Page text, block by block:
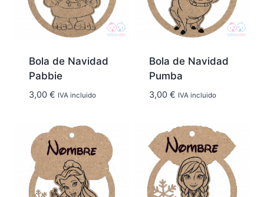
Bola de Navidad
Pabbie
3,00 € IVA incluido
Bola de Navidad
Pumba
3,00 € IVA incluido